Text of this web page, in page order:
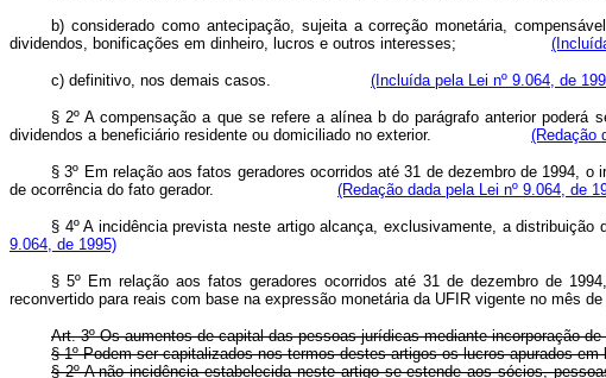
b) considerado como antecipação, sujeita a correção monetária,
dividendos, bonificações em dinheiro, lucros e outros interesses;
c) definitivo, nos demais casos. (Incluída pela Lei nº 9.064, de
§ 2º A compensação a que se refere a alínea b do parágrafo anterior
dividendos a beneficiário residente ou domiciliado no exterior. (Redação
§ 3º Em relação aos fatos geradores ocorridos até 31 de dezembro de 1994,
de ocorrência do fato gerador. (Redação dada pela Lei nº 9.064, de
§ 4º A incidência prevista neste artigo alcança, exclusivamente, a
9.064, de 1995)
§ 5º Em relação aos fatos geradores ocorridos até 31 de dezembro de
reconvertido para reais com base na expressão monetária da UFIR vigente
Art. 3º Os aumentos de capital das pessoas jurídicas mediante incorporação
§ 1º Podem ser capitalizados nos termos destes artigos os lucros apurados
§ 2º A não incidência estabelecida neste artigo se estende aos sócios,